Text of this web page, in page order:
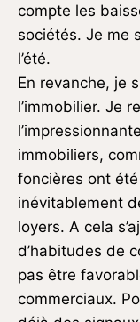
compte les
sociétés. Je me
l’été.
En revanche, je
l’immobilier. Je
immobiliers,
foncières ont
inévitablement
loyers. A cela
d’habitudes de
pas être
commerciaux.